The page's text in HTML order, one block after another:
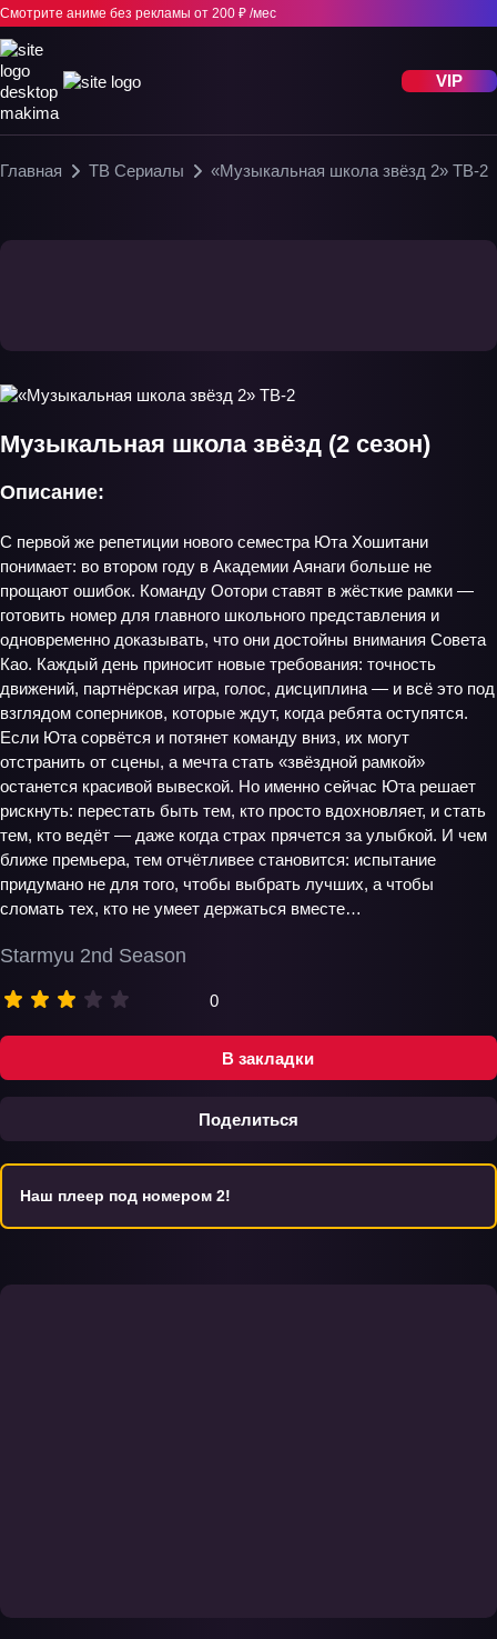
Смотрите аниме без рекламы от 200 ₽ /мес
VIP
Главная ТВ Сериалы «Музыкальная школа звёзд 2» ТВ-2
В закладки
Поделиться
Музыкальная школа звёзд (2 сезон)
Starmyu 2nd Season
0
Описание:
С первой же репетиции нового семестра Юта Хошитани
понимает: во втором году в Академии Аянаги больше не
прощают ошибок. Команду Оотори ставят в жёсткие рамки —
готовить номер для главного школьного представления и
одновременно доказывать, что они достойны внимания Совета
Као. Каждый день приносит новые требования: точность
движений, партнёрская игра, голос, дисциплина — и всё это под
взглядом соперников, которые ждут, когда ребята оступятся.
Если Юта сорвётся и потянет команду вниз, их могут
отстранить от сцены, а мечта стать «звёздной рамкой»
останется красивой вывеской. Но именно сейчас Юта решает
рискнуть: перестать быть тем, кто просто вдохновляет, и стать
тем, кто ведёт — даже когда страх прячется за улыбкой. И чем
ближе премьера, тем отчётливее становится: испытание
придумано не для того, чтобы выбрать лучших, а чтобы
сломать тех, кто не умеет держаться вместе…
Наш плеер под номером 2!